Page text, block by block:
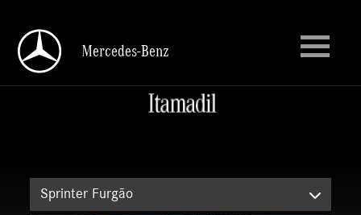
Mercedes-Benz
Sprinter Furgão
Mercedes-Benz